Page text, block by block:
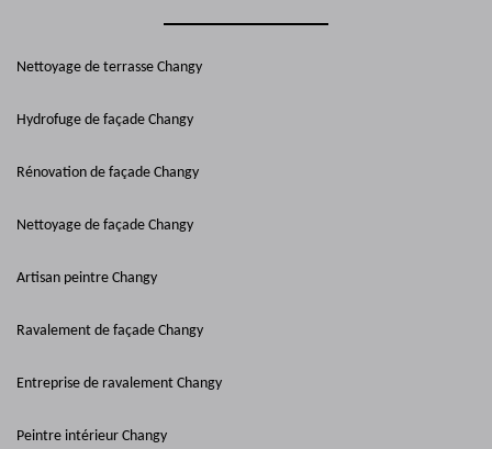
Nettoyage de terrasse Changy
Hydrofuge de façade Changy
Rénovation de façade Changy
Nettoyage de façade Changy
Artisan peintre Changy
Ravalement de façade Changy
Entreprise de ravalement Changy
Peintre intérieur Changy